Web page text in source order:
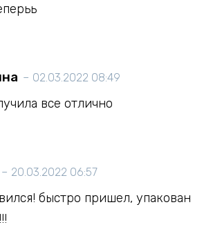
– 02.03.2022 08:49
все отлично
– 20.03.2022 06:57
быстро пришел, упакован